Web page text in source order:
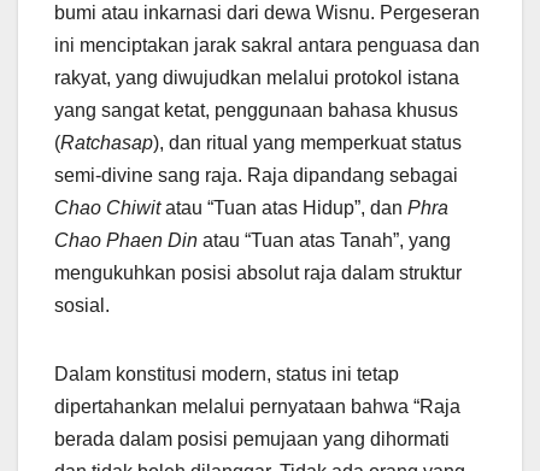
bumi atau inkarnasi dari dewa Wisnu. Pergeseran
ini menciptakan jarak sakral antara penguasa dan
rakyat, yang diwujudkan melalui protokol istana
yang sangat ketat, penggunaan bahasa khusus
(Ratchasap), dan ritual yang memperkuat status
semi-divine sang raja. Raja dipandang sebagai
Chao Chiwitatau “Tuan atas Hidup”, dan Phra
Chao Phaen Din atau “Tuan atas Tanah”, yang
mengukuhkan posisi absolut raja dalam struktur
sosial.
Dalam konstitusi modern, status ini tetap
dipertahankan melalui pernyataan bahwa “Raja
berada dalam posisi pemujaan yang dihormati